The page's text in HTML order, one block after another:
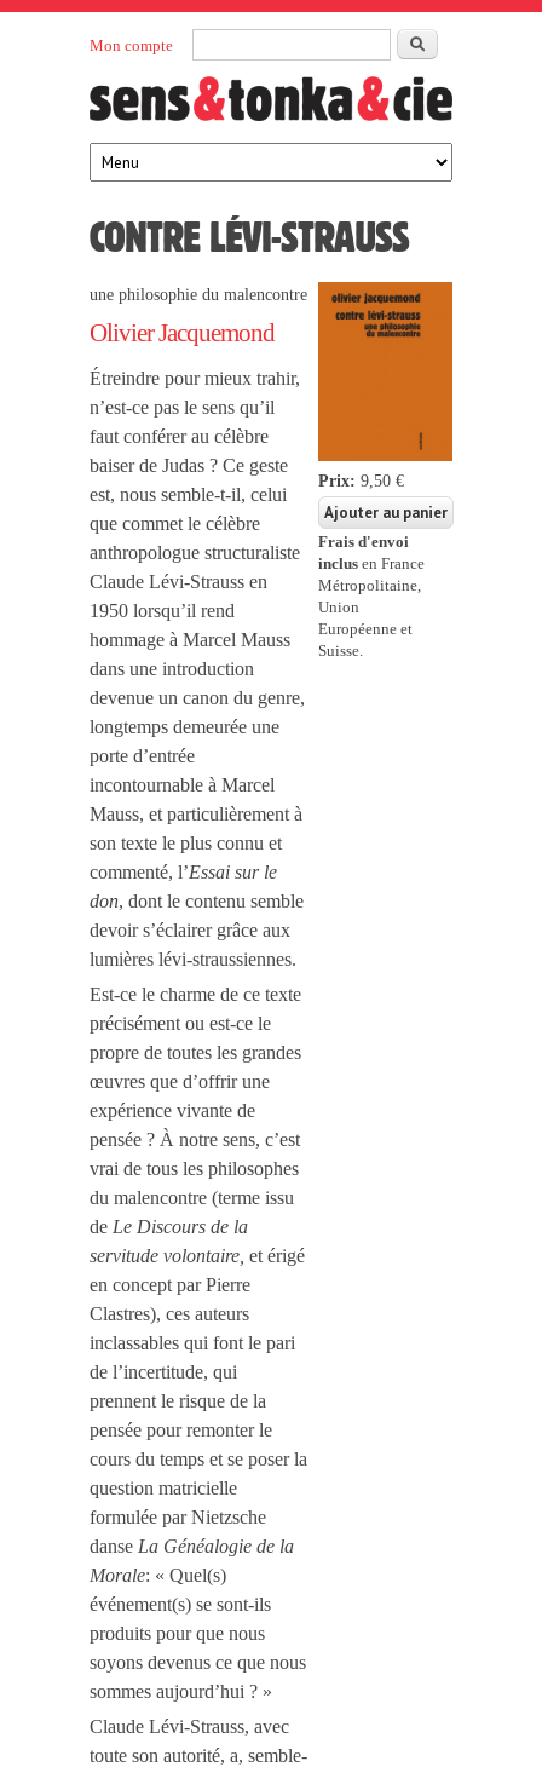
Rechercher
Mon compte
Sens et
Tonka
éditeurs
maison
d’édition
française
CONTRE LÉVI-STRAUSS
une philosophie du malencontre
Olivier Jacquemond
Étreindre pour mieux trahir,
n’est-ce pas le sens qu’il
faut conférer au célèbre
baiser de Judas ? Ce geste
est, nous semble-t-il, celui
que commet le célèbre
anthropologue structuraliste
Claude Lévi-Strauss en
1950 lorsqu’il rend
hommage à Marcel Mauss
dans une introduction
devenue un canon du genre,
longtemps demeurée une
porte d’entrée
incontournable à Marcel
Mauss, et particulièrement à
son texte le plus connu et
commenté, l’Essai sur le
don, dont le contenu semble
devoir s’éclairer grâce aux
lumières lévi-straussiennes.
Est-ce le charme de ce texte
précisément ou est-ce le
propre de toutes les grandes
œuvres que d’offrir une
expérience vivante de
pensée ? À notre sens, c’est
vrai de tous les philosophes
du malencontre (terme issu
de Le Discours de la
servitude volontaire, et érigé
en concept par Pierre
Clastres), ces auteurs
inclassables qui font le pari
de l’incertitude, qui
prennent le risque de la
pensée pour remonter le
cours du temps et se poser la
question matricielle
formulée par Nietzsche
danse La Généalogie de la
Morale: « Quel(s)
événement(s) se sont-ils
produits pour que nous
soyons devenus ce que nous
sommes aujourd’hui ? »
Claude Lévi-Strauss, avec
toute son autorité, a, semble-
Prix: 9,50 €
Frais d'envoi
inclus en France
Métropolitaine,
Union
Européenne et
Suisse.